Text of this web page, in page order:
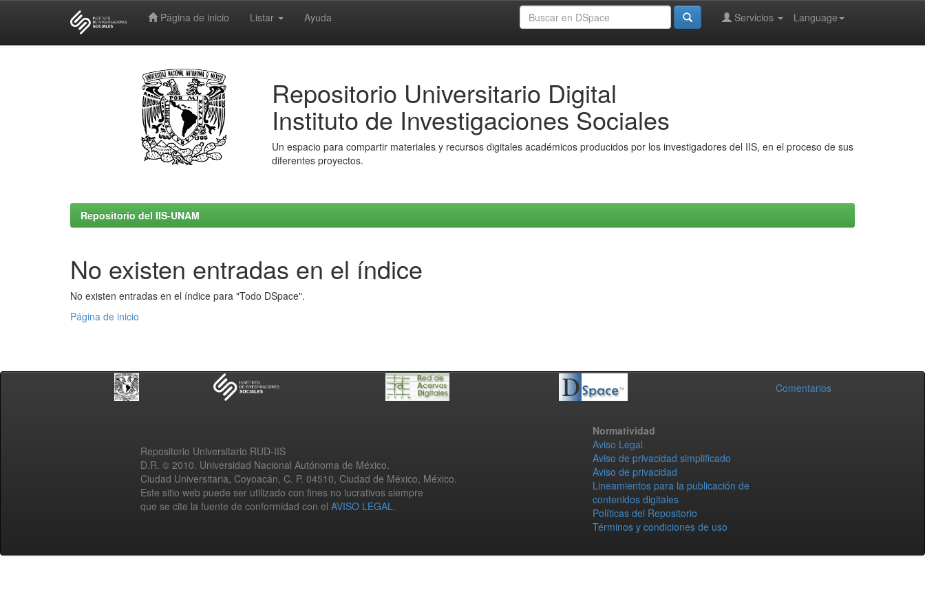
Página de inicio Listar Ayuda Language
Servicios
Repositorio Universitario Digital
Instituto de Investigaciones Sociales
Un espacio para compartir materiales y recursos digitales académicos producidos por los investigadores del IIS, en el proceso de sus
diferentes proyectos.
Repositorio del IIS-UNAM
No existen entradas en el índice
No existen entradas en el índice para "Todo DSpace".
Página de inicio
Comentarios
Repositorio Universitario RUD-IIS
D.R. © 2010. Universidad Nacional Autónoma de México.
Ciudad Universitaria, Coyoacán, C. P. 04510, Ciudad de México, México.
Este sitio web puede ser utilizado con fines no lucrativos siempre
que se cite la fuente de conformidad con el AVISO LEGAL.
Normatividad
Aviso Legal
Aviso de privacidad simplificado
Aviso de privacidad
Lineamientos para la publicación de
contenidos digitales
Políticas del Repositorio
Términos y condiciones de uso